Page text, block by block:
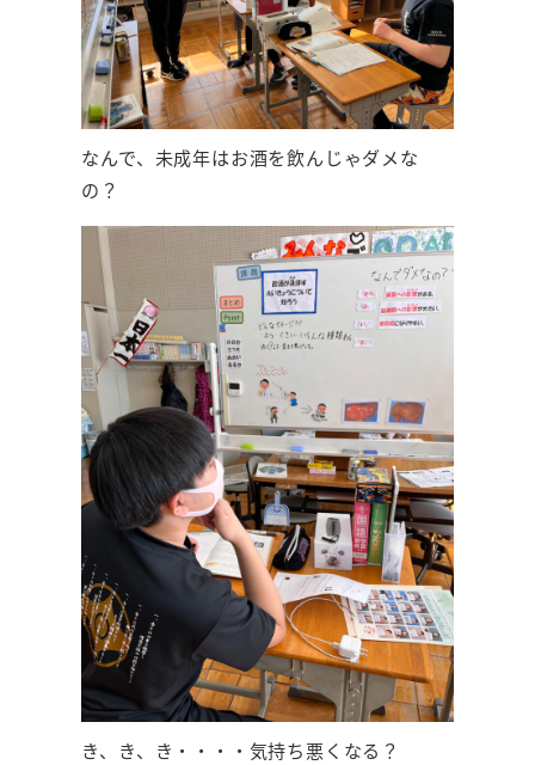
なんで、未成年はお酒を飲んじゃダメな
の？
き、き、き・・・・気持ち悪くなる？